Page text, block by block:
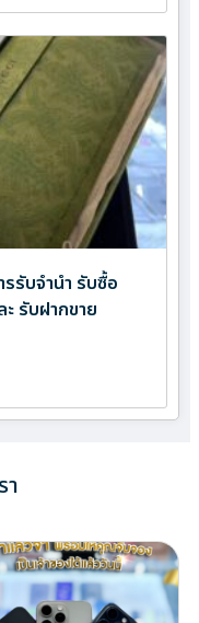
รับจำนำ รับซื้อ
รับฝากขาย
า